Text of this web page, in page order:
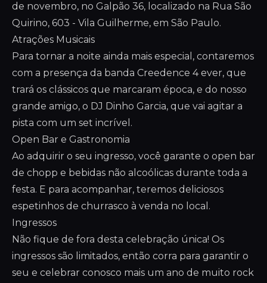
de novembro, no Galpão 36, localizado na Rua São
Quirino, 603 - Vila Guilherme, em São Paulo.
Atrações Musicais
Para tornar a noite ainda mais especial, contaremos
com a presença da banda Creedence 4 ever, que
trará os clássicos que marcaram época, e do nosso
grande amigo, o DJ Dinho Garcia, que vai agitar a
pista com um set incrível.
Open Bar e Gastronomia
Ao adquirir o seu ingresso, você garante o open bar
de chopp e bebidas não alcoólicas durante toda a
festa. E para acompanhar, teremos deliciosos
espetinhos de churrasco à venda no local.
Ingressos
Não fique de fora desta celebração única! Os
ingressos são limitados, então corra para garantir o
seu e celebrar conosco mais um ano de muito rock